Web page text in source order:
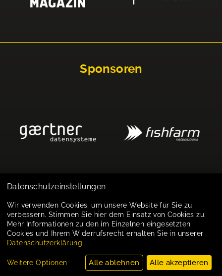
Sponsoren
Impressum
Datenschutz
Cookie-Einstellungen
Datenschutzeinstellungen
Wir verwenden Cookies, um unsere Website für Sie zu
verbessern. Stimmen Sie hier dem Einsatz von Cookies zu.
Mehr Informationen zu den im Einzelnen eingesetzten
Cookies und Ihrem Widerrufsrecht erhalten Sie in unserer
Datenschutzerklärung
Weitere Optionen Alle ablehnen Alle akzeptieren